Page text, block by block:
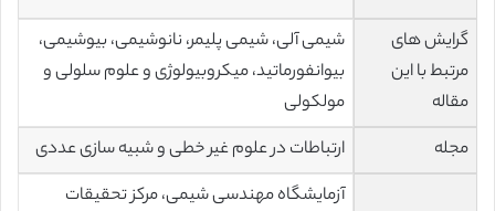
گرایش های
مرتبط با این
مقاله
شیمی آلی، شیمی پلیمر، نانوشیمی، بیوشیمی،
بیوانفورماتید، میکروبیولوژی و علوم سلولی و
مولکولی
مجله
ارتباطات در علوم غیر خطی و شبیه سازی عددی
آزمایشگاه مهندسی شیمی، مرکز تحقیقات